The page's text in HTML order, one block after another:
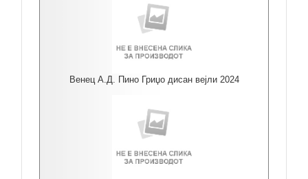
Венец А.Д. Пино Гриџо дисан вејли 2024